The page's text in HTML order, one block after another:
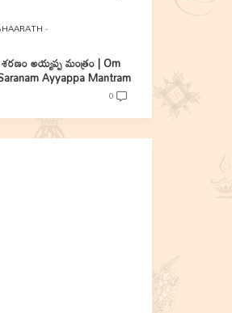
అయ్యప్ప మంత్రం | Om
Ayyappa Mantram
0